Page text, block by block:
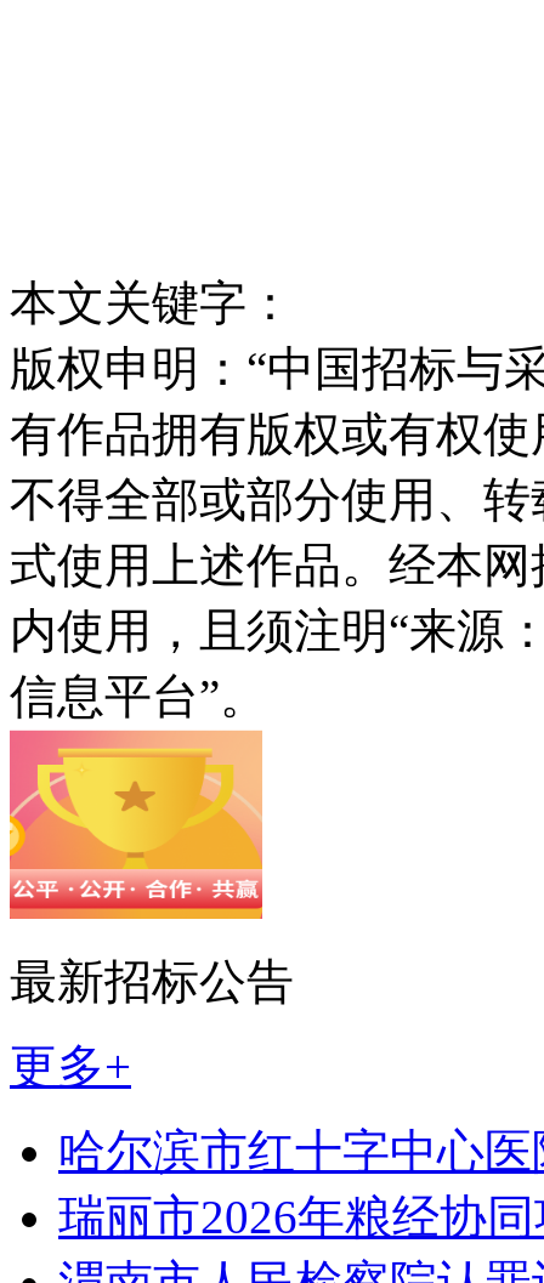
本文关键字：
版权申明：“中国招标与
有作品拥有版权或有权
不得全部或部分使用、
式使用上述作品。经本
内使用，且须注明“来源
信息平台”。
最新招标公告
更多+
哈尔滨市红十字中心
瑞丽市2026年粮经协